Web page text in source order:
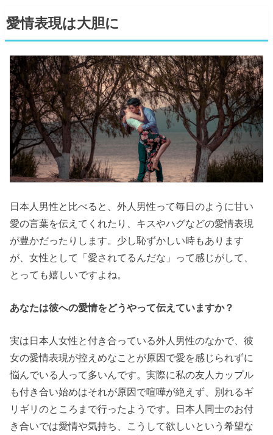
愛情表現は大胆に
日本人男性と比べると、外人男性って毎日のように甘い
愛の言葉を伝えてくれたり、キスやハグなどの愛情表現
が豊かだったりします。少し恥ずかしい時もあります
が、女性として「愛されてるんだな」って感じがして、
とっても嬉しいですよね。
あなたは彼への愛情をどうやって伝えていますか？
実は日本人女性と付き合っている外人男性のなかで、彼
女の愛情表現が控えめなことが原因で愛を感じられずに
悩んでいる人って多いんです。実際に私の友人カップル
も付き合い始めはそれが原因で喧嘩が絶えず、別れるギ
リギリのところまで行ったようです。日本人同士のお付
き合いでは愛情や気持ち、こうして欲しいという希望な